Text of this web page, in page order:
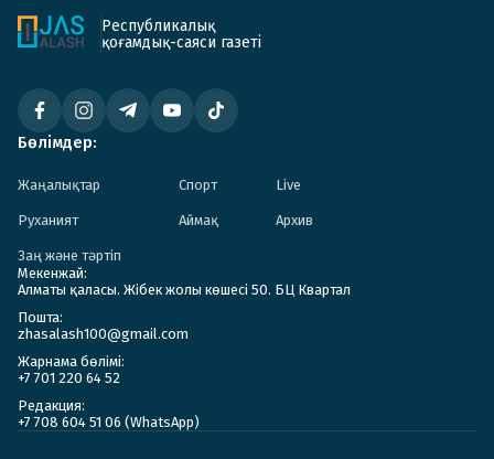
Республикалық
қоғамдық-саяси газеті
Бөлімдер:
Жаңалықтар Спорт Live
Руханият Аймақ Архив
Заң және тәртіп
Мекенжай:
Алматы қаласы. Жібек жолы көшесі 50. БЦ Квартал
Пошта:
zhasalash100@gmail.com
Жарнама бөлімі:
+7 701 220 64 52
Редакция:
+7 708 604 51 06 (WhatsApp)